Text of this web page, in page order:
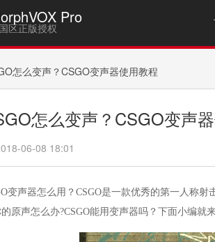
Pro
区正版授权
怎么变声？CSGO变声器使用教程
怎么变声？CSGO变声
06-08 18:01
变声器怎么用？CSGO是一款优秀的第一人称
的原声怎么办?CSGO能用变声器吗？下面小编就